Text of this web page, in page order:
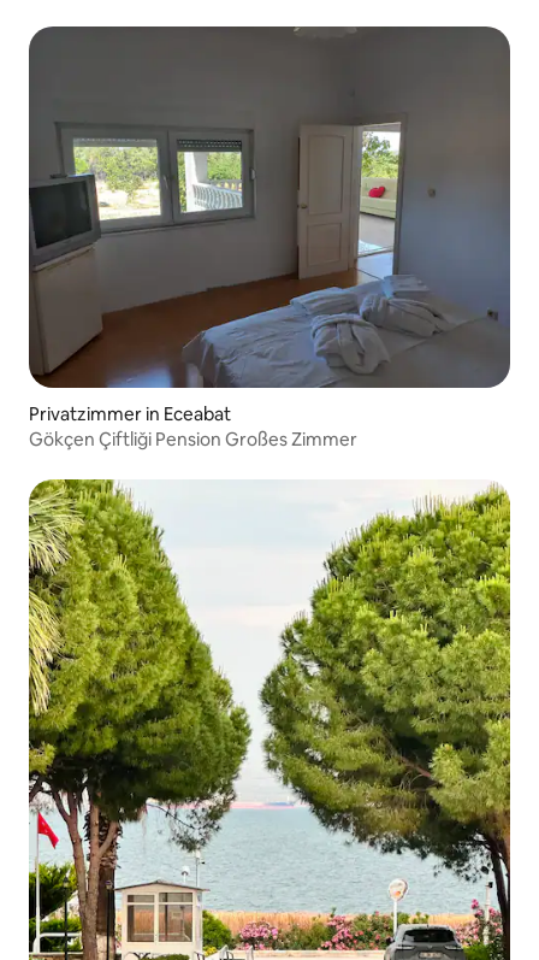
Privatzimmer in Eceabat
Gökçen Çiftliği Pension Großes Zimmer